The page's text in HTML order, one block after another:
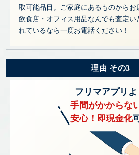
取可能品目。ご家庭にあるものからお
飲食店・オフィス用品なんでも査定い
れているなら一度お電話ください！
理由 その3
フリマアプリよ
手間がかからな
安心！即現金化